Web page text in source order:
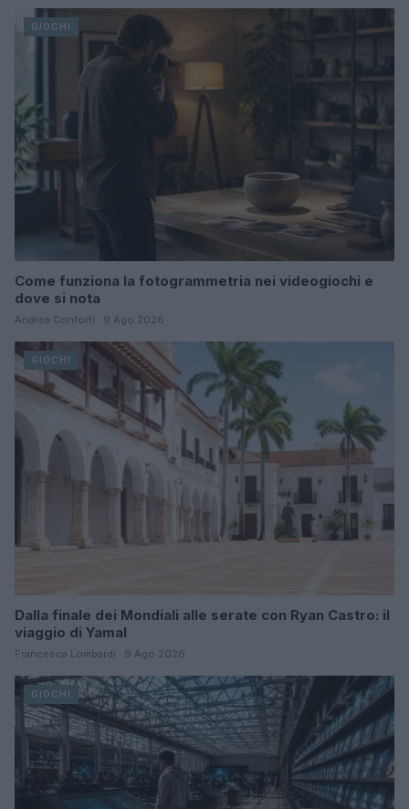
GIOCHI
Come funziona la fotogrammetria nei videogiochi e
dove si nota
Andrea Conforti · 9 Ago 2026
GIOCHI
Dalla finale dei Mondiali alle serate con Ryan Castro: il
viaggio di Yamal
Francesca Lombardi · 9 Ago 2026
GIOCHI